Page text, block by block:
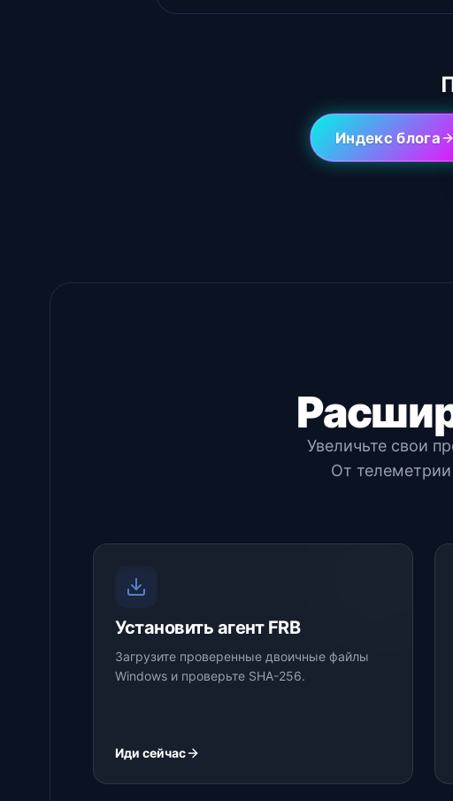
Индекс блога
Увеличьте свои
От телеметрии
Установить агент FRB
Загрузите проверенные двоичные файлы
Windows и проверьте SHA-256.
Иди сейчас